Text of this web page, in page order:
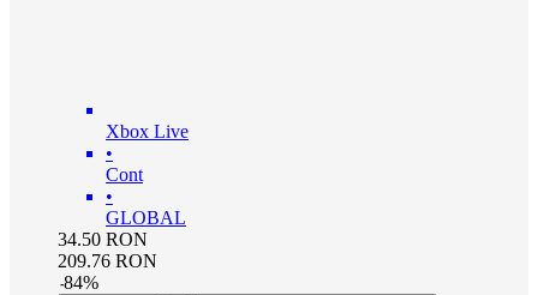
Xbox Live
•
Cont
•
GLOBAL
34.50 RON
209.76 RON
-84%